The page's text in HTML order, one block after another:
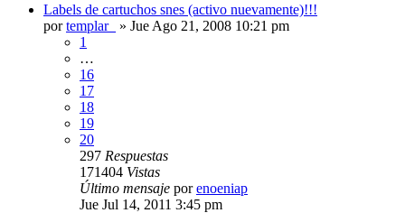
Labels de cartuchos snes (activo nuevamente)!!!
portemplar_ » Jue Ago 21, 2008 10:21 pm
1
…
16
17
18
19
20
297 Respuestas
171404 Vistas
Último mensaje porenoeniap
Jue Jul 14, 2011 3:45 pm